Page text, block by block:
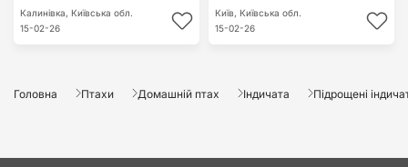
Калинівка, Київська обл.
15-02-26
Київ, Київська обл.
15-02-26
Головна Птахи Домашній птах Індичата Підрощені